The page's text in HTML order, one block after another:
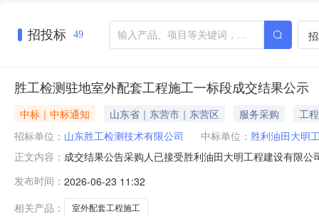
招投标 49
胜工检测驻地室外配套工程施工一标段成交结果公示
中标｜中标通知 山东省｜东营市｜东营区 服务采购
工程
招标单位： 山东胜工检测技术有限公司 中标单位： 胜利油田大明
正文内容： 成交结果公告采购人已接受胜利油田大明工程建设有限
发布时间： 2026-06-23 11:32
相关产品：
室外配套工程施工